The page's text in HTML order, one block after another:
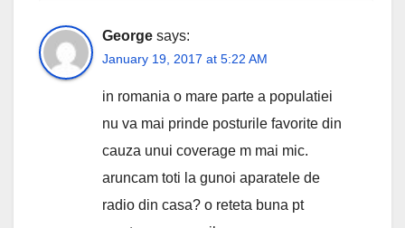
George says:
January 19, 2017 at 5:22 AM
in romania o mare parte a populatiei
nu va mai prinde posturile favorite din
cauza unui coverage m mai mic.
aruncam toti la gunoi aparatele de
radio din casa? o reteta buna pt